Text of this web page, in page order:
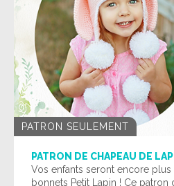
PATRON SEULEMENT
PATRON DE CHAPEAU DE
Vos enfants seront encore
bonnets Petit Lapin ! Ce patron